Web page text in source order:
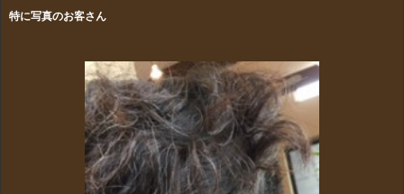
特に写真のお客さん